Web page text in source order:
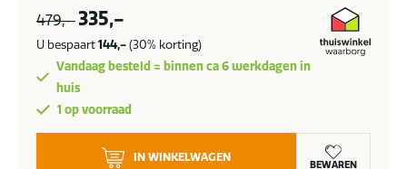
479,- 335,-
U bespaart144,-(30% korting)
Vandaag besteld = binnen ca 6 werkdagen in
huis
1 op voorraad
IN WINKELWAGEN
BEWAREN